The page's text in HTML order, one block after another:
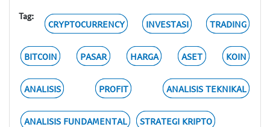
Tag:
CRYPTOCURRENCY INVESTASI TRADING
BITCOIN PASAR HARGA ASET KOIN
ANALISIS PROFIT ANALISIS TEKNIKAL
ANALISIS FUNDAMENTAL STRATEGI KRIPTO